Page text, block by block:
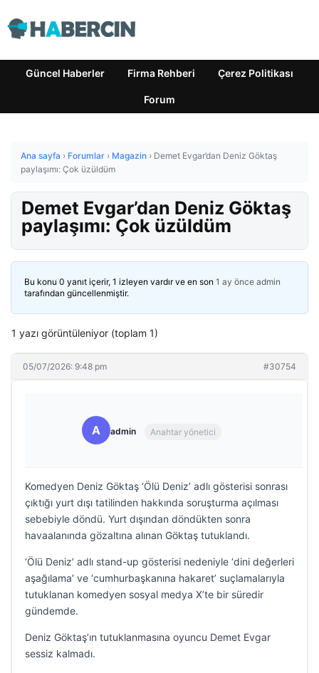
Güncel Haberler Firma Rehberi Çerez Politikası
Forum
Ana sayfa › Forumlar › Magazin › Demet Evgar’dan Deniz Göktaş
paylaşımı: Çok üzüldüm
Demet Evgar’dan Deniz Göktaş
paylaşımı: Çok üzüldüm
Bu konu 0 yanıt içerir, 1 izleyen vardır ve en son 1 ay önce admin
tarafından güncellenmiştir.
1 yazı görüntüleniyor (toplam 1)
05/07/2026: 9:48 pm #30754
A admin Anahtar yönetici
Komedyen Deniz Göktaş ‘Ölü Deniz’ adlı gösterisi sonrası
çıktığı yurt dışı tatilinden hakkında soruşturma açılması
sebebiyle döndü. Yurt dışından döndükten sonra
havaalanında gözaltına alınan Göktaş tutuklandı.
‘Ölü Deniz’ adlı stand-up gösterisi nedeniyle ‘dini değerleri
aşağılama’ ve ‘cumhurbaşkanına hakaret’ suçlamalarıyla
tutuklanan komedyen sosyal medya X’te bir süredir
gündemde.
Deniz Göktaş’ın tutuklanmasına oyuncu Demet Evgar
sessiz kalmadı.